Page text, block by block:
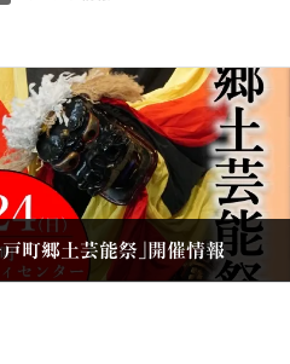
戸町郷土芸能祭｣開催情報